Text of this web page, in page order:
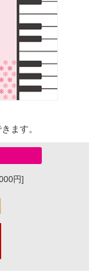
ます。
円]